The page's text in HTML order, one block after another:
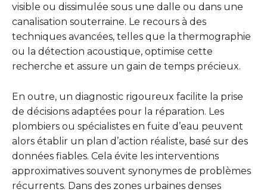
visible ou dissimulée sous une dalle ou dans une
canalisation souterraine. Le recours à des
techniques avancées, telles que la thermographie
ou la détection acoustique, optimise cette
recherche et assure un gain de temps précieux.
En outre, un diagnostic rigoureux facilite la prise
de décisions adaptées pour la réparation. Les
plombiers ou spécialistes en fuite d’eau peuvent
alors établir un plan d’action réaliste, basé sur des
données fiables. Cela évite les interventions
approximatives souvent synonymes de problèmes
récurrents. Dans des zones urbaines denses